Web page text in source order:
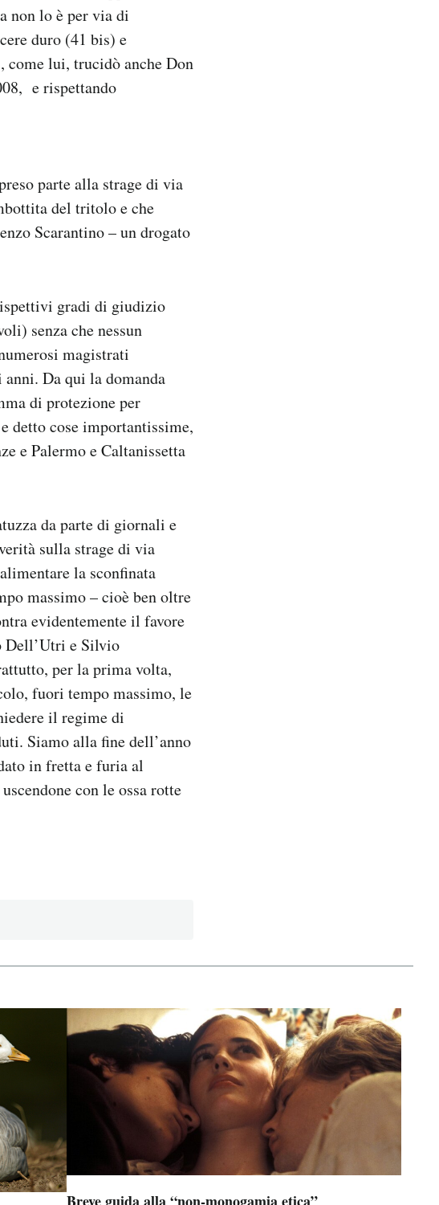
non lo è per via di
duro (41 bis) e
come lui, trucidò anche Don
e rispettando
parte alla strage di via
del tritolo e che
Scarantino – un drogato
gradi di giudizio
senza che nessun
magistrati
Da qui la domanda
di protezione per
detto cose importantissime,
e Palermo e Caltanissetta
da parte di giornali e
sulla strage di via
la sconfinata
massimo – cioè ben oltre
evidentemente il favore
Dell’Utri e Silvio
per la prima volta,
fuori tempo massimo, le
il regime di
Siamo alla fine dell’anno
in fretta e furia al
con le ossa rotte